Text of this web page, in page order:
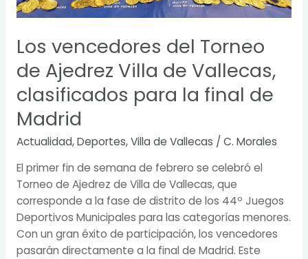
Los vencedores del Torneo
de Ajedrez Villa de Vallecas,
clasificados para la final de
Madrid
Actualidad,Deportes,Villa de Vallecas / C. Morales
El primer fin de semana de febrero se celebró el
Torneo de Ajedrez de Villa de Vallecas, que
corresponde a la fase de distrito de los 44º Juegos
Deportivos Municipales para las categorías menores.
Con un gran éxito de participación, los vencedores
pasarán directamente a la final de Madrid. Este
para
final
de